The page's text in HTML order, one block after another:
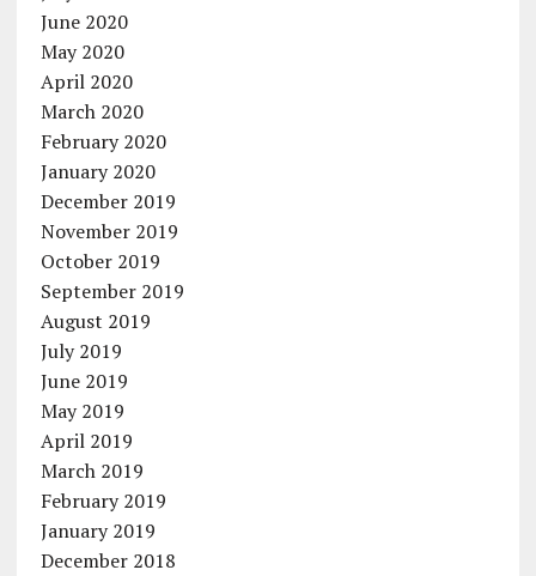
June 2020
May 2020
April 2020
March 2020
February 2020
January 2020
December 2019
November 2019
October 2019
September 2019
August 2019
July 2019
June 2019
May 2019
April 2019
March 2019
February 2019
January 2019
December 2018